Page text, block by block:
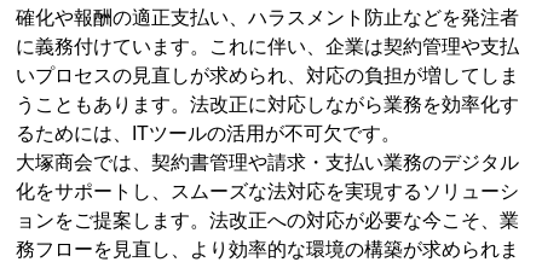
確化や報酬の適正支払い、ハラスメント防止などを発注者
に義務付けています。これに伴い、企業は契約管理や支払
いプロセスの見直しが求められ、対応の負担が増してしま
うこともあります。法改正に対応しながら業務を効率化す
るためには、ITツールの活用が不可欠です。
大塚商会では、契約書管理や請求・支払い業務のデジタル
化をサポートし、スムーズな法対応を実現するソリューシ
ョンをご提案します。法改正への対応が必要な今こそ、業
務フローを見直し、より効率的な環境の構築が求められま